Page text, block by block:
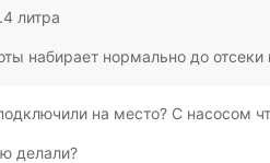
литра
набирает нормально до
на место? С насосом
делали?